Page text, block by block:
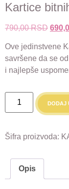
Kartice
790,00RSD
je
bila:
Ove jedinstvene
savršene da se
i najlepše
Kartice
bitnih
trenutaka
DODAJ
Šifra proizvoda:
Opis